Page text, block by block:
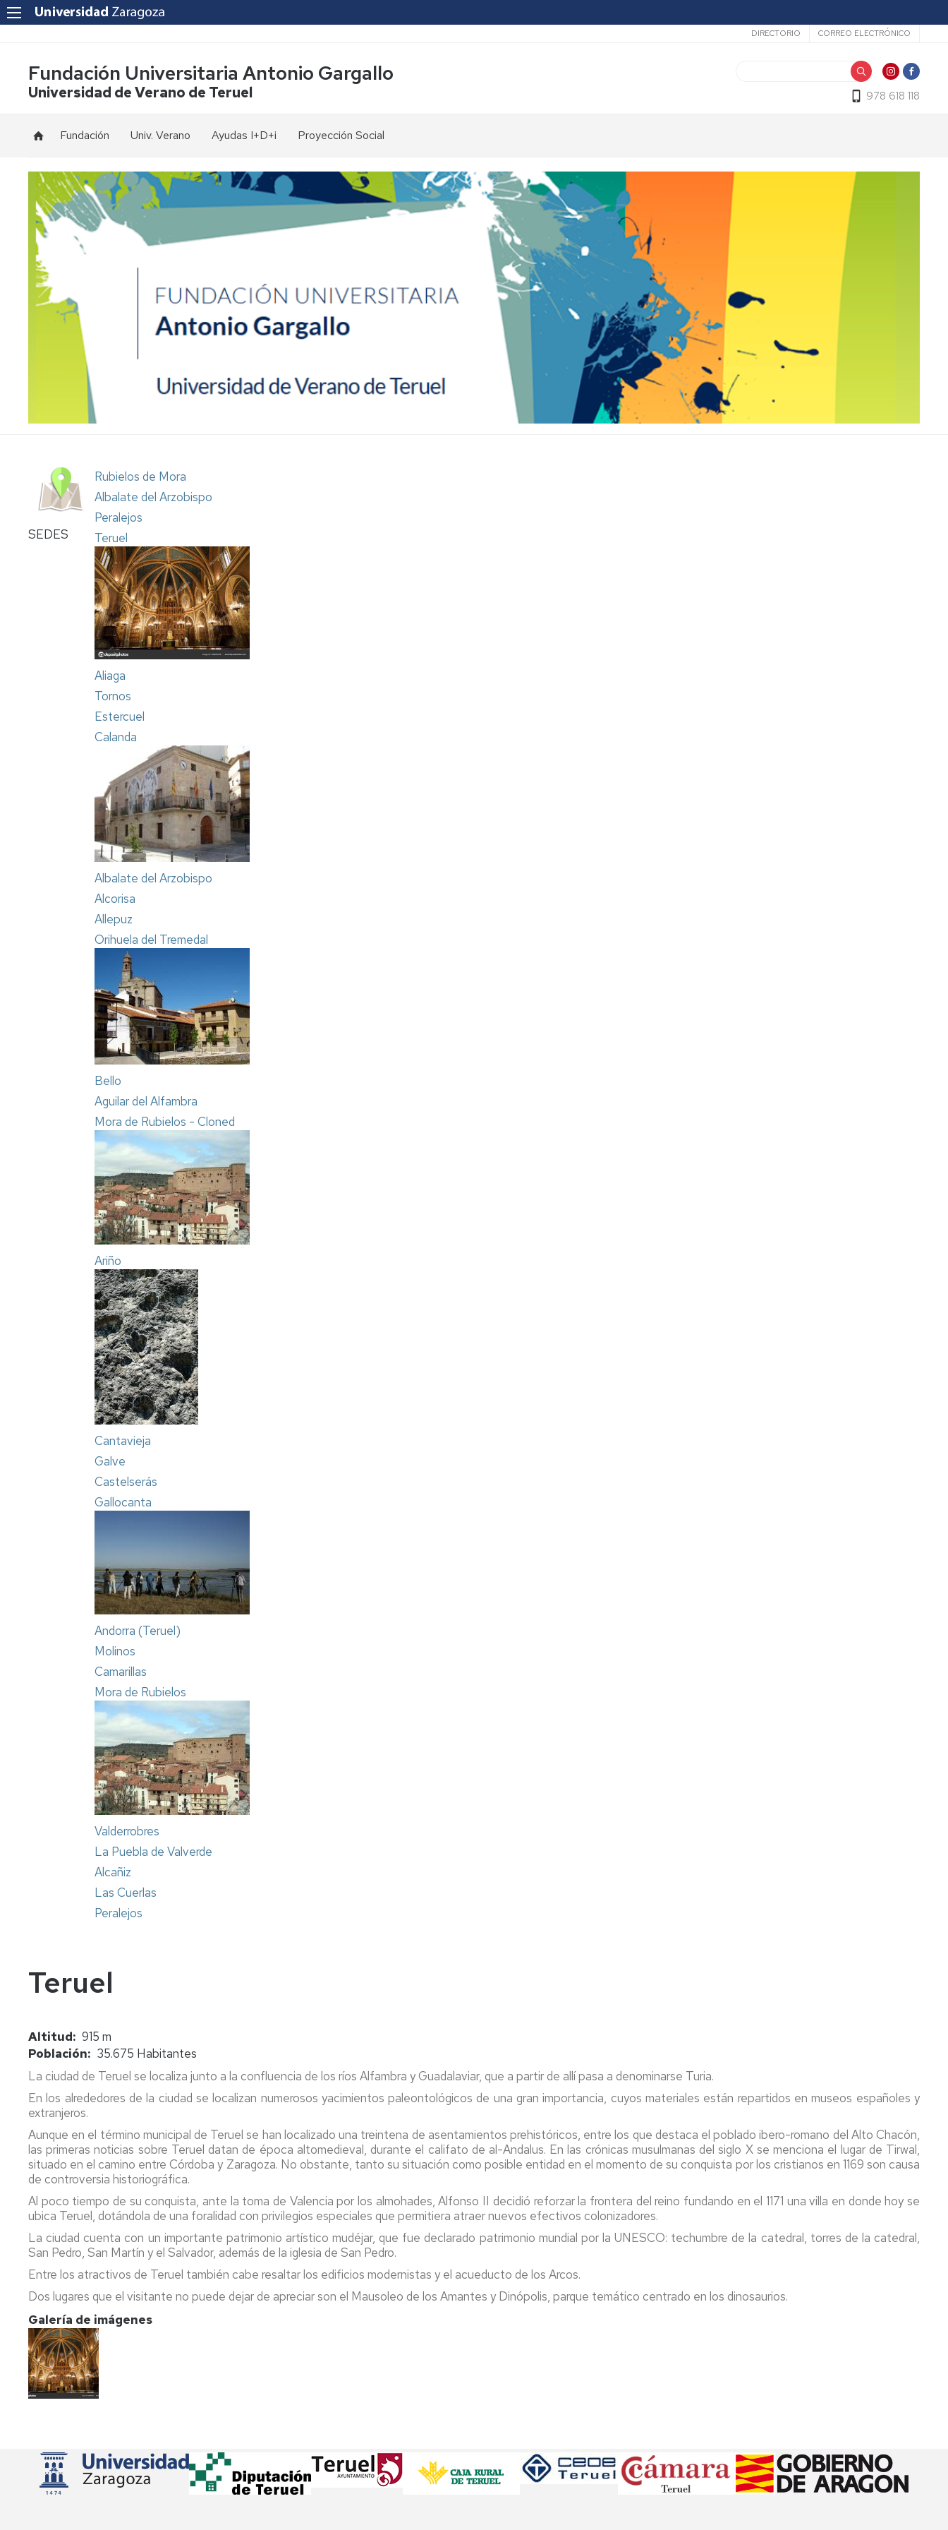
Secundario
DIRECTORIO CORREO ELECTRÓNICO
Fundación Universitaria Antonio Gargallo
Universidad de Verano de Teruel 978 618 118
Fundación
Estatutos
Patronos
Memorias
de
trabajo
Univ. Verano
Formalización
de
de
Homologaciones
Propuesta
Propuesta
Ayudas I+D+i Proyección Social
SEDES
Rubielos de Mora
Albalate del Arzobispo
Peralejos
Teruel
Aliaga
Tornos
Estercuel
Calanda
Albalate del Arzobispo
Alcorisa
Allepuz
Orihuela del Tremedal
Bello
Aguilar del Alfambra
Mora de Rubielos - Cloned
Ariño
Cantavieja
Galve
Castelserás
Gallocanta
Andorra (Teruel)
Molinos
Camarillas
Mora de Rubielos
Valderrobres
La Puebla de Valverde
Alcañiz
Las Cuerlas
Peralejos
Teruel
Altitud
915 m
Población
35.675 Habitantes
La ciudad de Teruel se localiza junto a la confluencia de los ríos Alfambra y Guadalaviar, que a partir de allí pasa a denominarse Turia.
En los alrededores de la ciudad se localizan numerosos yacimientos paleontológicos de una gran importancia, cuyos materiales están repartidos en museos españoles y
extranjeros.
Aunque en el término municipal de Teruel se han localizado una treintena de asentamientos prehistóricos, entre los que destaca el poblado ibero-romano del Alto Chacón,
las primeras noticias sobre Teruel datan de época altomedieval, durante el califato de al-Andalus. En las crónicas musulmanas del siglo X se menciona el lugar de Tirwal,
situado en el camino entre Córdoba y Zaragoza. No obstante, tanto su situación como posible entidad en el momento de su conquista por los cristianos en 1169 son causa
de controversia historiográfica.
Al poco tiempo de su conquista, ante la toma de Valencia por los almohades, Alfonso II decidió reforzar la frontera del reino fundando en el 1171 una villa en donde hoy se
ubica Teruel, dotándola de una foralidad con privilegios especiales que permitiera atraer nuevos efectivos colonizadores.
La ciudad cuenta con un importante patrimonio artístico mudéjar, que fue declarado patrimonio mundial por la UNESCO: techumbre de la catedral, torres de la catedral,
San Pedro, San Martín y el Salvador, además de la iglesia de San Pedro.
Entre los atractivos de Teruel también cabe resaltar los edificios modernistas y el acueducto de los Arcos.
Dos lugares que el visitante no puede dejar de apreciar son el Mausoleo de los Amantes y Dinópolis, parque temático centrado en los dinosaurios.
Galería de imágenes